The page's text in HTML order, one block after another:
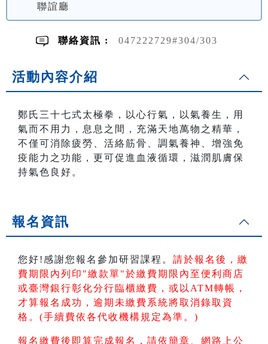
聯誼廳
聯絡資訊 : 047222729#304/303
活動內容介紹
鄭氏三十七式太極拳，以心行氣，以氣養生，用
氣而不用力，息息之間，充滿天地萬物之精華，
不僅可消除疲勞、活絡筋骨、調氣養神、增強免
疫能力之功能，更可促進血液循環，滋潤肌膚保
持氣色良好。
報名資訊
您好!感謝您報名參加研習課程。 請於報名後，繳
費期限內列印"繳款單"於繳費期限內至便利商店
或臺灣銀行彰化分行臨櫃繳費，或以ATM轉帳 ，
才算報名成功，逾期未繳費系統將取消錄取資
格。(手續費依各代收機構規定為準。)
報名繳費後即算完成報名，請依簡章、網路上公